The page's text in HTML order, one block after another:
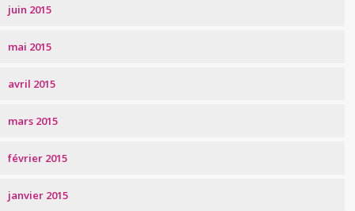
juin 2015
mai 2015
avril 2015
mars 2015
février 2015
janvier 2015